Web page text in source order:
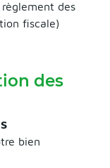
des
fiscale)
des
bien